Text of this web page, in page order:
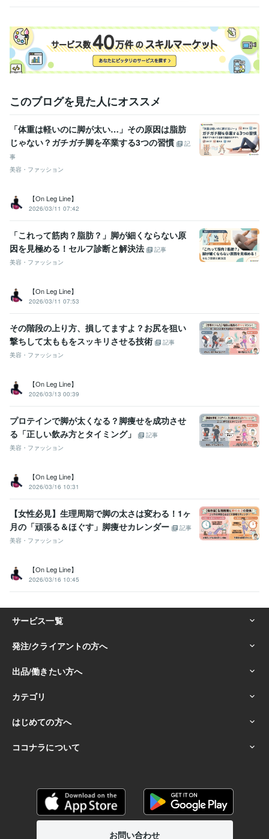
このブログを見た人にオススメ
「体重は軽いのに脚が太い…」その原因は脂肪
じゃない？ガチガチ脚を卒業する3つの習慣
記
事
美容・ファッション
【On Leg Line】
2026/03/11 07:42
「これって筋肉？脂肪？」脚が細くならない原
因を見極める！セルフ診断と解決法
記事
美容・ファッション
【On Leg Line】
2026/03/11 07:53
その階段の上り方、損してますよ？お尻を狙い
撃ちして太ももをスッキリさせる技術
記事
美容・ファッション
【On Leg Line】
2026/03/13 00:39
プロテインで脚が太くなる？脚痩せを成功させ
る「正しい飲み方とタイミング」
記事
美容・ファッション
【On Leg Line】
2026/03/16 10:31
【女性必見】生理周期で脚の太さは変わる！1ヶ
月の「頑張る＆ほぐす」脚痩せカレンダー
記事
美容・ファッション
【On Leg Line】
2026/03/16 10:45